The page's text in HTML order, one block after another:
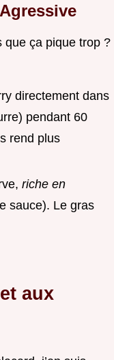
que ça pique trop ?
directement dans
pendant 60
rend plus
riche en
sauce). Le gras
aux